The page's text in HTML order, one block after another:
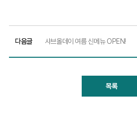
다음글 샤브올데이 여름 신메뉴 OPEN!
목록